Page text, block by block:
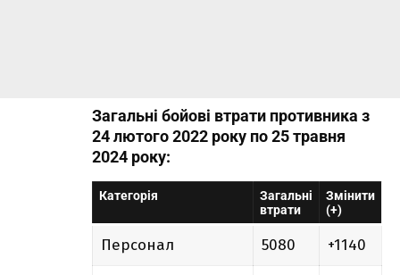
Загальні бойові втрати противника з
24 лютого 2022 року по 25 травня
2024 року:
Категорія
Загальні
втрати
Змінити
(+)
Персонал 5080 +1140